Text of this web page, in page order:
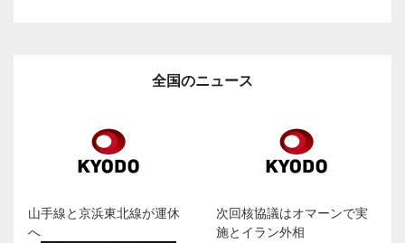
全国のニュース
山手線と京浜東北線が運休
へ
次回核協議はオマーンで実
施とイラン外相